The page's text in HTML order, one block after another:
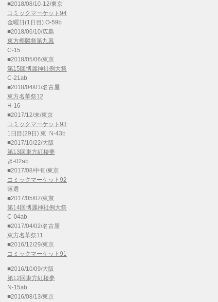
■2018/08/10-12/東京
コミックマーケット94
金曜日(1日目) O-59b
■2018/06/10/広島
東方椰麟祭第九幕
C-15
■2018/05/06/東京
第15回博麗神社例大祭
C-21ab
■2018/04/01/名古屋
東方名華祭12
H-16
■2017/12/末/東京
コミックマーケット93
1日目(29日) 東 N-43b
■2017/10/22/大阪
第13回東方紅楼夢
き-02ab
■2017/08/中旬/東京
コミックマーケット92
落選
■2017/05/07/東京
第14回博麗神社例大祭
C-04ab
■2017/04/02/名古屋
東方名華祭11
■2016/12/29/東京
コミックマーケット91
■2016/10/09/大阪
第12回東方紅楼夢
N-15ab
■2016/08/13/東京